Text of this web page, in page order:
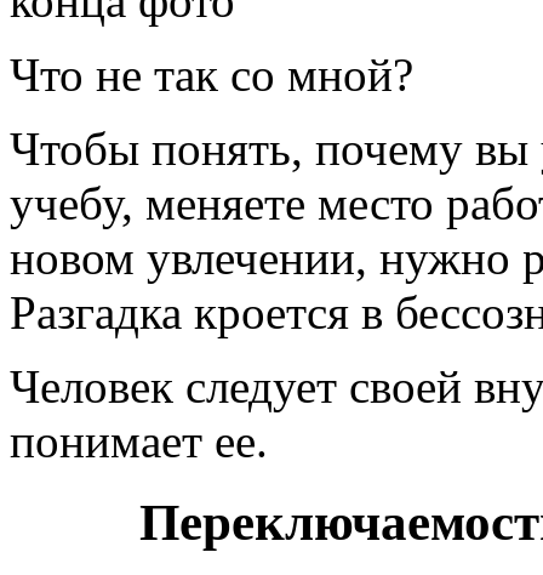
Что не так со мной?
Чтобы понять, почему вы
учебу, меняете место
новом увлечении, нужно
Разгадка кроется в
Человек следует своей
понимает ее.